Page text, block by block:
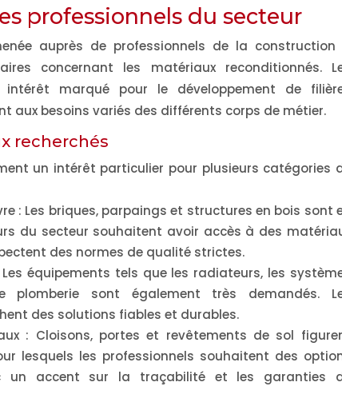
professionnels du secteur
auprès de professionnels de la construction
concernant les matériaux reconditionnés.
marqué pour le développement de
aux besoins variés des différents corps de métier.
recherchés
un intérêt particulier pour plusieurs catégories
: Les briques, parpaings et structures en bois sont
du secteur souhaitent avoir accès à des
des normes de qualité strictes.
Les équipements tels que les radiateurs, les
sont également très demandés.
des solutions fiables et durables.
: Cloisons, portes et revêtements de sol
lesquels les professionnels souhaitent des
un accent sur la traçabilité et les garanties